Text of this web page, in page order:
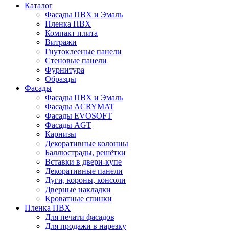
Каталог
Фасады ПВХ и Эмаль
Пленка ПВХ
Компакт плита
Витражи
Гнутоклееные панели
Стеновые панели
Фурнитура
Образцы
Фасады
Фасады ПВХ и Эмаль
Фасады ACRYMAT
Фасады EVOSOFT
Фасады AGT
Карнизы
Декоративные колонны
Баллюстрады, решётки
Вставки в двери-купе
Декоративные панели
Дуги, короны, консоли
Дверные накладки
Кроватные спинки
Пленка ПВХ
Для печати фасадов
Для продажи в нарезку